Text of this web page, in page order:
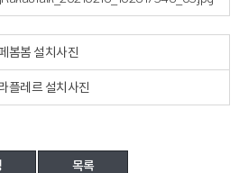
봄봄 설치사진
플레르 설치사진
목록